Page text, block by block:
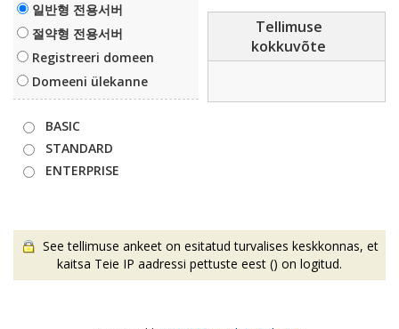
일반형 전용서버
절약형 전용서버
Registreeri domeen
Domeeni ülekanne
BASIC
STANDARD
ENTERPRISE
Tellimuse
kokkuvõte
See tellimuse ankeet on esitatud turvalises keskkonnas, et
kaitsa Teie IP aadressi pettuste eest () on logitud.